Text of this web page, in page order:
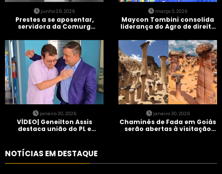
junho 29, 2026
Prestes a se aposentar,
servidora da Comurg
entra em protocolo de
morte encefálica
março 3, 2026
Maycon Tombini consolida
liderança do Agro de direita
Brasil” em Goiânia
janeiro 30, 2026
VÍDEO| Geneilton Assis
destaca união do PL e
janeiro 30, 2026
Chaminés de Fada em Goiás
serão abertas à visitação
NOTÍCIAS EM DESTAQUE